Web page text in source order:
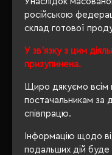
російською
склад готової
У зв'язку з цим
призупинена.
Щиро дякуємо всім
постачальникам за
співпрацю.
Інформацію щодо
подальших дій буде
РЕКОМЕНДУЄМО